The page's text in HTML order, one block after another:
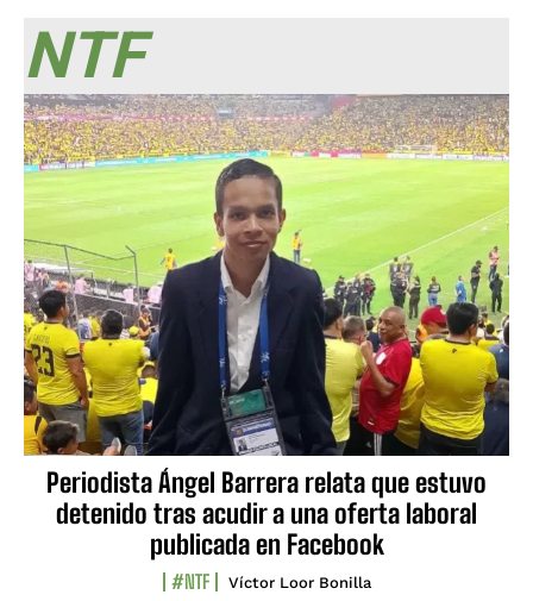
NTF
Periodista Ángel Barrera relata que estuvo
detenido tras acudir a una oferta laboral
publicada en Facebook
#NTF Víctor Loor Bonilla